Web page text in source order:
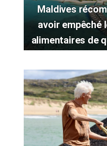
Maldives
avoir empêché
alimentaires de